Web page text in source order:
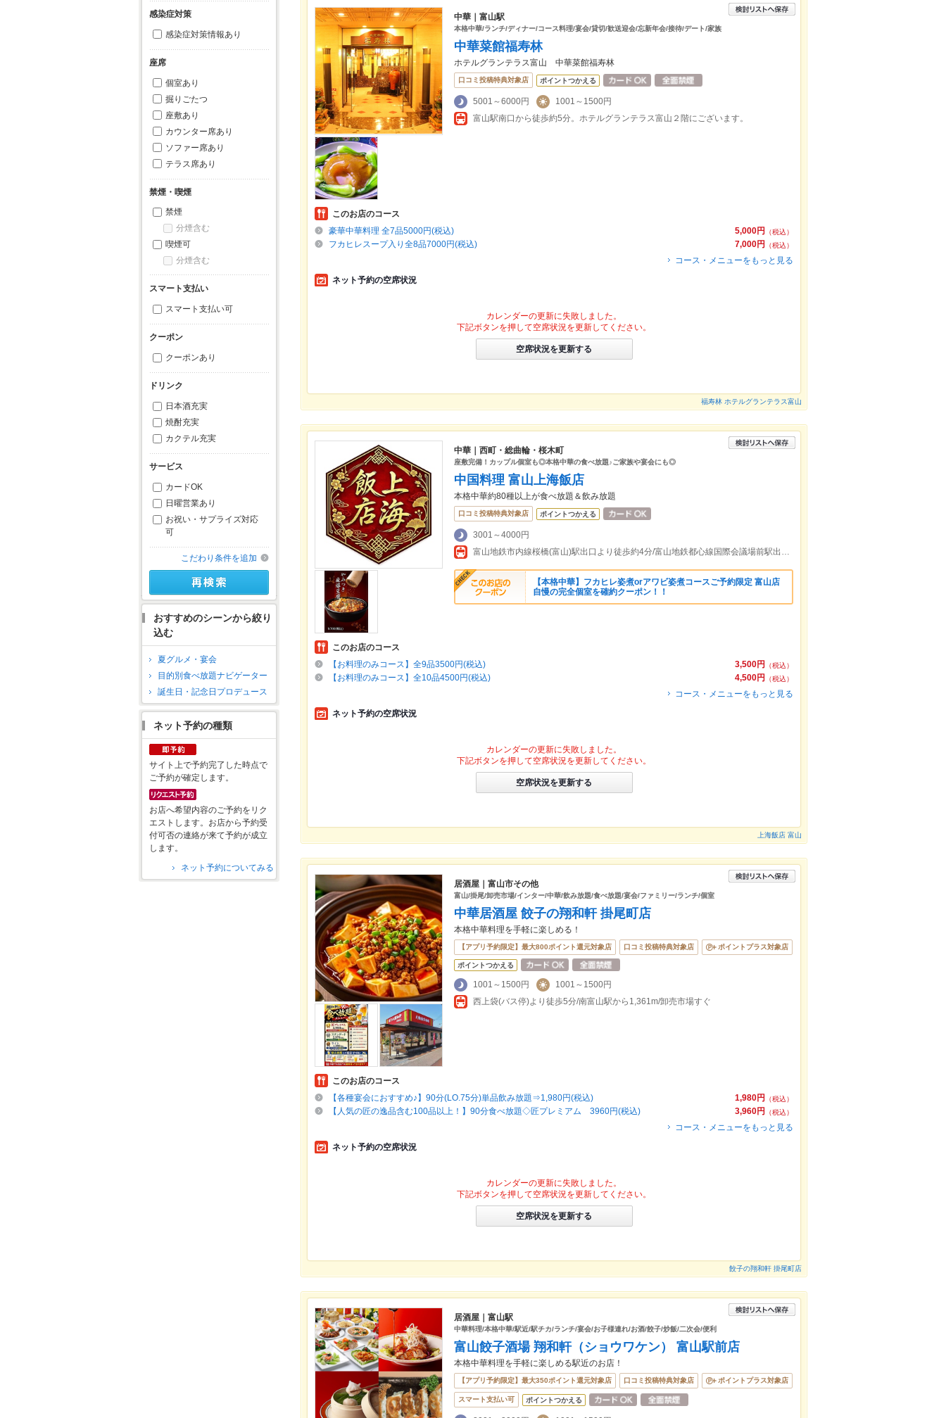
感染症対策
感染症対策情報あり
座席
個室あり
掘りごたつ
座敷あり
カウンター席あり
ソファー席あり
テラス席あり
禁煙・喫煙
禁煙
分煙含む
喫煙可
分煙含む
スマート支払い
スマート支払い可
クーポン
クーポンあり
ドリンク
日本酒充実
焼酎充実
カクテル充実
サービス
カードOK
日曜営業あり
お祝い・サプライズ対応
可
こだわり条件を追加
おすすめのシーンから絞り
込む
夏グルメ・宴会
目的別食べ放題ナビゲーター
誕生日・記念日プロデュース
ネット予約の種類
サイト上で予約完了した時点で
ご予約が確定します。
お店へ希望内容のご予約をリク
エストします。お店から予約受
付可否の連絡が来て予約が成立
します。
ネット予約についてみる
中華｜富山駅
本格中華/ランチ/ディナー/コース料理/宴会/貸切/歓送迎会/忘新年会/接待/デート/家族
中華菜館福寿林
ホテルグランテラス富山 中華菜館福寿林
口コミ投稿特典対象店 ポイントつかえる
5001～6000円
1001～1500円
富山駅南口から徒歩約5分。ホテルグランテラス富山２階にございます。
このお店のコース
5,000円
（税込）
豪華中華料理 全7品5000円(税込)
7,000円
（税込）
フカヒレスープ入り全8品7000円(税込)
コース・メニューをもっと見る
ネット予約の空席状況
カレンダーの更新に失敗しました。
下記ボタンを押して空席状況を更新してください。
空席状況を更新する
福寿林 ホテルグランテラス富山
中華｜西町・総曲輪・桜木町
座敷完備！カップル個室も◎本格中華の食べ放題♪ご家族や宴会にも◎
中国料理 富山上海飯店
本格中華約80種以上が食べ放題＆飲み放題
口コミ投稿特典対象店 ポイントつかえる
3001～4000円
富山地鉄市内線桜橋(富山)駅出口より徒歩約4分/富山地鉄都心線国際会議場前駅出口より徒歩約10分
【本格中華】フカヒレ姿煮orアワビ姿煮コースご予約限定 富山店
自慢の完全個室を確約クーポン！！
このお店のコース
3,500円
（税込）
【お料理のみコース】全9品3500円(税込)
4,500円
（税込）
【お料理のみコース】全10品4500円(税込)
コース・メニューをもっと見る
ネット予約の空席状況
カレンダーの更新に失敗しました。
下記ボタンを押して空席状況を更新してください。
空席状況を更新する
上海飯店 富山
居酒屋｜富山市その他
富山/掛尾/卸売市場/インター/中華/飲み放題/食べ放題/宴会/ファミリー/ランチ/個室
中華居酒屋 餃子の翔和軒 掛尾町店
本格中華料理を手軽に楽しめる！
【アプリ予約限定】最大800ポイント還元対象店 口コミ投稿特典対象店 ポイントプラス対象店
ポイントつかえる
1001～1500円
1001～1500円
西上袋(バス停)より徒歩5分/南富山駅から1,361m/卸売市場すぐ
このお店のコース
1,980円
（税込）
【各種宴会におすすめ♪】90分(LO.75分)単品飲み放題⇒1,980円(税込)
3,960円
（税込）
【人気の匠の逸品含む100品以上！】90分食べ放題◇匠プレミアム 3960円(税込)
コース・メニューをもっと見る
ネット予約の空席状況
カレンダーの更新に失敗しました。
下記ボタンを押して空席状況を更新してください。
空席状況を更新する
餃子の翔和軒 掛尾町店
居酒屋｜富山駅
中華料理/本格中華/駅近/駅チカ/ランチ/宴会/お子様連れ/お酒/餃子/炒飯/二次会/便利
富山餃子酒場 翔和軒（ショウワケン） 富山駅前店
本格中華料理を手軽に楽しめる駅近のお店！
【アプリ予約限定】最大350ポイント還元対象店 口コミ投稿特典対象店 ポイントプラス対象店
スマート支払い可 ポイントつかえる